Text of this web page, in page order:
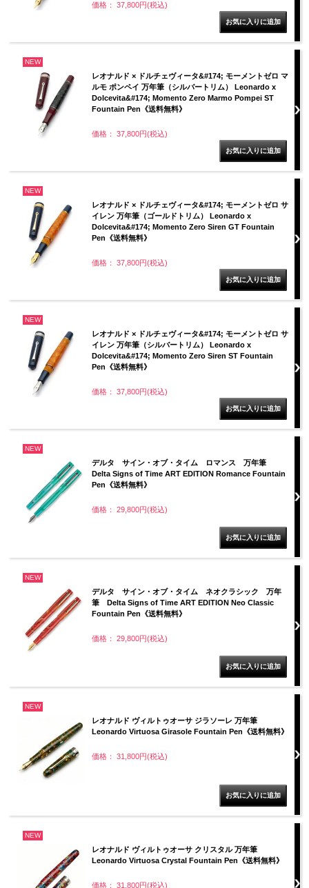
価格： 37,800円(税込)
NEW
レオナルド × ドルチェヴィータ&#174; モーメントゼロ マ
ルモ ポンペイ 万年筆（シルバートリム） Leonardo x
Dolcevita&#174; Momento Zero Marmo Pompei ST
Fountain Pen《送料無料》
価格： 37,800円(税込)
NEW
レオナルド × ドルチェヴィータ&#174; モーメントゼロ サ
イレン 万年筆（ゴールドトリム） Leonardo x
Dolcevita&#174; Momento Zero Siren GT Fountain
Pen《送料無料》
価格： 37,800円(税込)
NEW
レオナルド × ドルチェヴィータ&#174; モーメントゼロ サ
イレン 万年筆（シルバートリム） Leonardo x
Dolcevita&#174; Momento Zero Siren ST Fountain
Pen《送料無料》
価格： 37,800円(税込)
NEW
デルタ サイン・オブ・タイム ロマンス 万年筆
Delta Signs of Time ART EDITION Romance Fountain
Pen《送料無料》
価格： 29,800円(税込)
NEW
デルタ サイン・オブ・タイム ネオクラシック 万年
筆 Delta Signs of Time ART EDITION Neo Classic
Fountain Pen《送料無料》
価格： 29,800円(税込)
NEW
レオナルド ヴィルトゥオーサ ジラソーレ 万年筆
Leonardo Virtuosa Girasole Fountain Pen《送料無料》
価格： 31,800円(税込)
NEW
レオナルド ヴィルトゥオーサ クリスタル 万年筆
Leonardo Virtuosa Crystal Fountain Pen《送料無料》
価格： 31,800円(税込)